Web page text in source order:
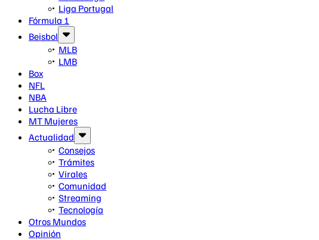
Liga Portugal
Fórmula 1
Beisbol
MLB
LMB
Box
NFL
NBA
Lucha Libre
MT Mujeres
Actualidad
Consejos
Trámites
Virales
Comunidad
Streaming
Tecnología
Otros Mundos
Opinión